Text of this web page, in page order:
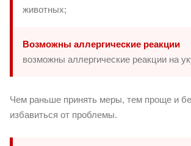
животных;
Возможны аллергические реакции
возможны аллергические реакции на
Чем раньше принять меры, тем проще и
избавиться от проблемы.